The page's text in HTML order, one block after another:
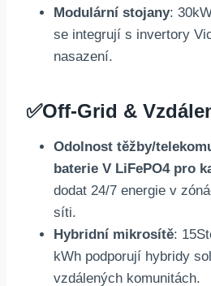
Modulární stojany:
se integrují s invertory
nasazení.
✅Off-Grid &
Odolnost těžby/
baterie V LiFePO4 pro
dodat 24/7 energie v
síti.
Hybridní mikrosítě:
kWh podporují hybridy
vzdálených komunitách.